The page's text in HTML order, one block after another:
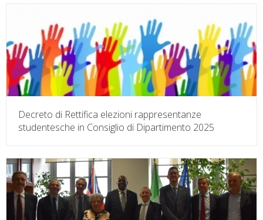
Decreto di Rettifica elezioni rappresentanze
studentesche in Consiglio di Dipartimento 2025